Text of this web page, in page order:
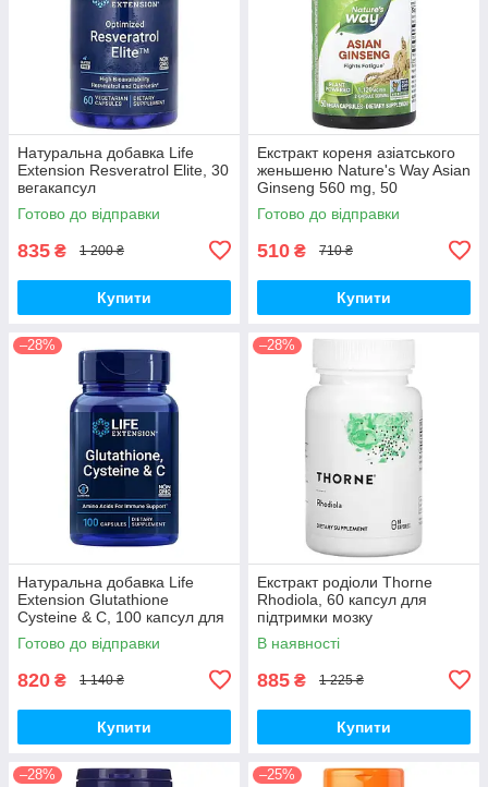
Натуральна добавка Life
Extension Resveratrol Elite, 30
вегакапсул
Готово до відправки
835 ₴ 1 200 ₴
Купити
Екстракт кореня азіатського
женьшеню Nature's Way Asian
Ginseng 560 mg, 50
вегакапсул для підвищення
життєвого тонусу
Готово до відправки
510 ₴ 710 ₴
Купити
–28%
Натуральна добавка Life
Extension Glutathione
Cysteine & C, 100 капсул для
підтримки імунної системи
Готово до відправки
820 ₴ 1 140 ₴
Купити
–28%
Екстракт родіоли Thorne
Rhodiola, 60 капсул для
підтримки мозку
В наявності
885 ₴ 1 225 ₴
Купити
–28% –25%